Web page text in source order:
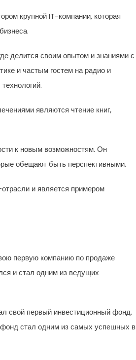
крупной IT-компании, которая
делится своим опытом и знаниями с
и частым гостем на радио и
являются чтение книг,
к новым возможностям. Он
обещают быть перспективными.
и является примером
первую компанию по продаже
и стал одним из ведущих
свой первый инвестиционный фонд.
фонд стал одним из самых успешных в